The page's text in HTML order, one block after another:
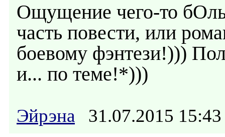
Ощущение чего-то
часть повести, или
боевому фэнтези!)))
и... по теме!*)))
Эйрэна 31.07.2015